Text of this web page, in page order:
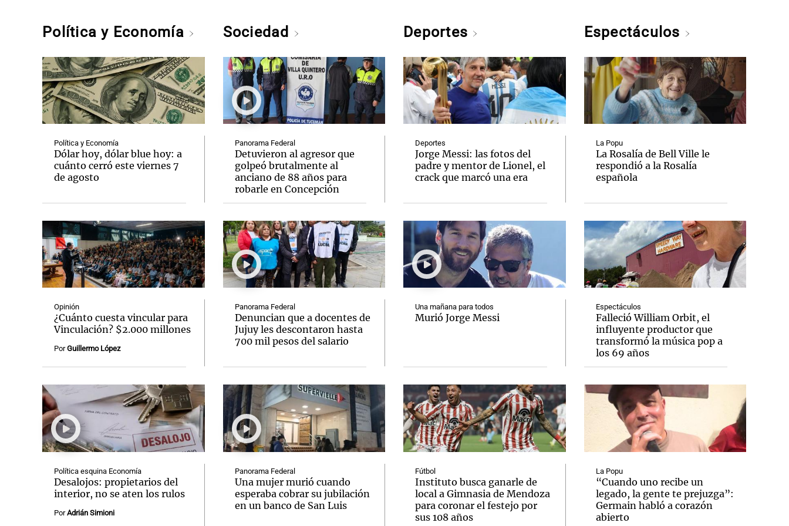
Política y Economía
Política y Economía
Dólar hoy, dólar blue hoy: a
cuánto cerró este viernes 7
de agosto
Opinión
¿Cuánto cuesta vincular para
Vinculación? $2.000 millones
PorGuillermo López
Política esquina Economía
Desalojos: propietarios del
interior, no se aten los rulos
PorAdrián Simioni
Sociedad
Panorama Federal
Detuvieron al agresor que
golpeó brutalmente al
anciano de 88 años para
robarle en Concepción
Panorama Federal
Denuncian que a docentes de
Jujuy les descontaron hasta
700 mil pesos del salario
Panorama Federal
Una mujer murió cuando
esperaba cobrar su jubilación
en un banco de San Luis
Deportes
Deportes
Jorge Messi: las fotos del
padre y mentor de Lionel, el
crack que marcó una era
Una mañana para todos
Murió Jorge Messi
Fútbol
Instituto busca ganarle de
local a Gimnasia de Mendoza
para coronar el festejo por
sus 108 años
Espectáculos
La Popu
La Rosalía de Bell Ville le
respondió a la Rosalía
española
Espectáculos
Falleció William Orbit, el
influyente productor que
transformó la música pop a
los 69 años
La Popu
“Cuando uno recibe un
legado, la gente te prejuzga”:
Germain habló a corazón
abierto
Notas
El huracán de Arequito Cadena 3 en Groenlandia
Notas